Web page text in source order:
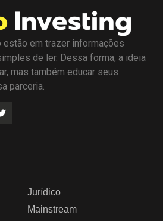
em trazer informações
de ler. Dessa forma, a ideia
mas também educar seus
parceria.
Jurídico
Mainstream